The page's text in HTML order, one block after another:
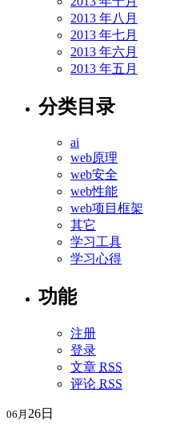
2013 年八月
2013 年七月
2013 年六月
2013 年五月
分类目录
ai
web原理
web安全
web性能
web项目框架
其它
学习工具
学习心得
功能
注册
登录
文章 RSS
评论 RSS
06月 26日